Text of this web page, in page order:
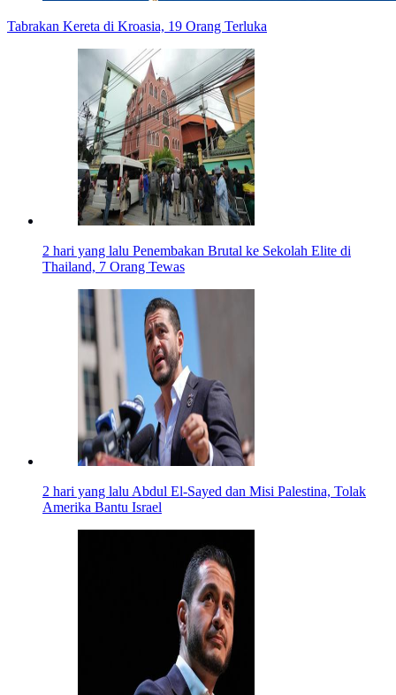
Tabrakan Kereta di Kroasia, 19 Orang Terluka
2 hari yang lalu Penembakan Brutal ke Sekolah Elite di
Thailand, 7 Orang Tewas
2 hari yang laluAbdul El-Sayed dan Misi Palestina, Tolak
Amerika Bantu Israel